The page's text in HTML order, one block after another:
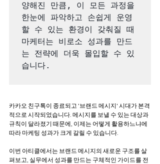
양해진 만큼, 이 모든 과정을
한눈에 파악하고 손쉽게 운영
할 수 있는 환경이 갖춰질 때
마케터는 비로소 성과를 만드
는 전략에 더욱 몰입할 수 있
습니다.
카카오 친구톡이 종료되고 '브랜드 메시지' 시대가 본격
적으로 시작되었습니다. 메시지를 보낼 수 있는 대상과
규칙이 달라졌기 때문에, 이제는 어떻게 활용하느냐에
따라 마케팅 성과가 크게 갈릴 수 있습니다.
이번 아티클에서는 브랜드 메시지의 새로운 구조를 살
펴보고, 실무에서 성과를 만드는 구체적인 가이드를 전